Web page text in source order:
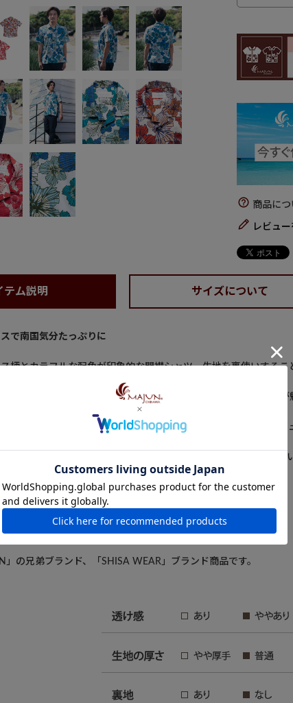
商品に
レビュー
テム説明 サイズについて
で南国気分たっぷりに
柄とカラフルな配色が印象的な開襟シャツ。生地を裏使いする
生地を使用しており、適度な厚みと天然素材ならではの肌触り
象の開襟デザインがリラックス感を引き立て、ゆとりのあるレ
楽しめます。
させるこの一着を、コーディネートのアクセントに加えてみては
フィット・開襟・スリット裾
生地裏使い）／綿100％
字入り樹脂釦
の兄弟ブランド、「SHISA WEAR」ブランド商品です。